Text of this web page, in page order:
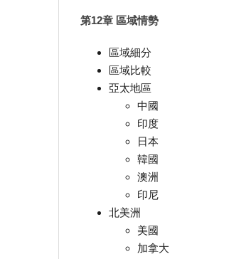
第12章 區域情勢
區域細分
區域比較
亞太地區
中國
印度
日本
韓國
澳洲
印尼
北美洲
美國
加拿大